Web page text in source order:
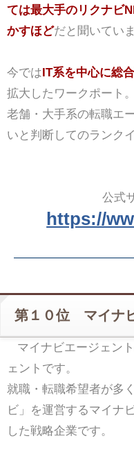
ては最大手のリクナビ
かすほどだと聞いていま
今ではIT系を中心に総
拡大したワークポート。
老舗・大手系の転職エ
いと判断してのランク
公式
https://
第１０位 マイナ
マイナビエージェン
ェントです。
就職・転職希望者が多
ビ」を運営するマイナ
した戦略企業です。